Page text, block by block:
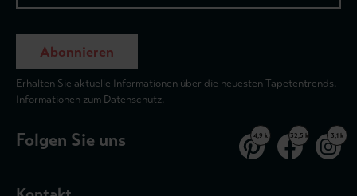
Abonnieren
Erhalten Sie aktuelle Informationen über die neuesten Tapetentrends.
Informationen zum Datenschutz.
Folgen Sie uns 4,9 k 32,5 k 3,1 k